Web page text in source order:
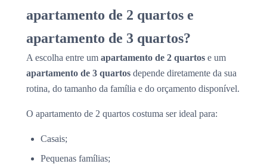
apartamento de 2 quartos e
apartamento de 3 quartos?
A escolha entre um apartamento de 2 quartos e um
apartamento de 3 quartos depende diretamente da sua
rotina, do tamanho da família e do orçamento disponível.
O apartamento de 2 quartos costuma ser ideal para:
Casais;
Pequenas famílias;